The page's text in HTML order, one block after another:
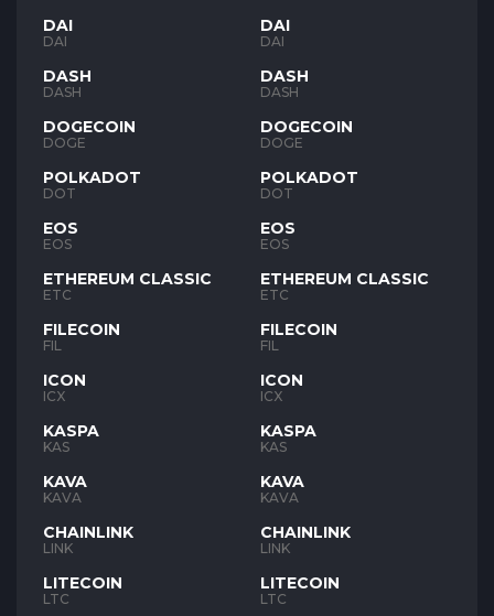
DAI
DAI
DASH
DASH
DOGECOIN
DOGE
POLKADOT
DOT
EOS
EOS
ETHEREUM CLASSIC
ETC
FILECOIN
FIL
ICON
ICX
KASPA
KAS
KAVA
KAVA
CHAINLINK
LINK
LITECOIN
LTC
DAI
DAI
DASH
DASH
DOGECOIN
DOGE
POLKADOT
DOT
EOS
EOS
ETHEREUM CLASSIC
ETC
FILECOIN
FIL
ICON
ICX
KASPA
KAS
KAVA
KAVA
CHAINLINK
LINK
LITECOIN
LTC